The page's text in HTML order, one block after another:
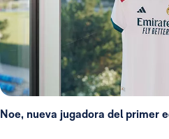
Noe, nueva jugadora del primer